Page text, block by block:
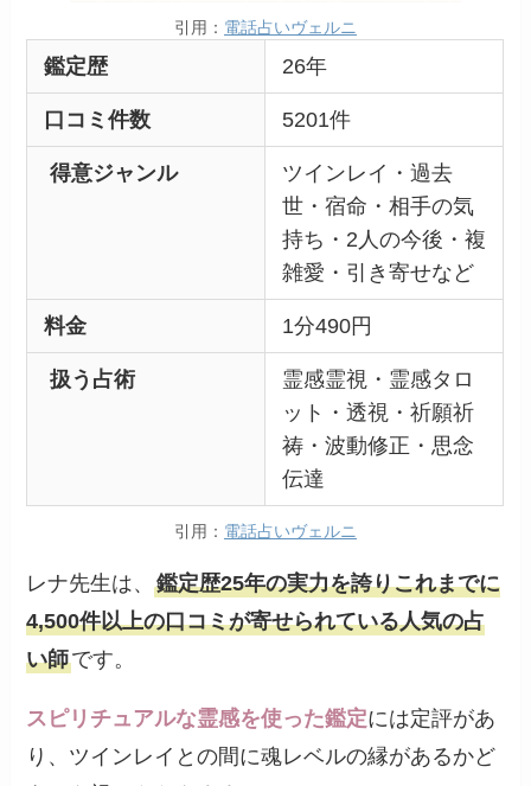
引用： 電話占いヴェルニ
鑑定歴 26年
口コミ件数 5201件
得意ジャンル
ツインレイ・過去
世・宿命・相手の気
持ち・2人の今後・複
雑愛・引き寄せなど
料金 1分490円
扱う占術
霊感霊視・霊感タロ
ット・透視・祈願祈
祷・波動修正・思念
伝達
引用： 電話占いヴェルニ
レナ先生は、鑑定歴25年の実力を誇りこれまでに
4,500件以上の口コミが寄せられている人気の占
い師です。
スピリチュアルな霊感を使った鑑定には定評があ
り、ツインレイとの間に魂レベルの縁があるかど